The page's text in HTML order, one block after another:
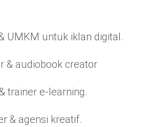
UMKM untuk iklan digital.
& audiobook creator
trainer e-learning.
& agensi kreatif.